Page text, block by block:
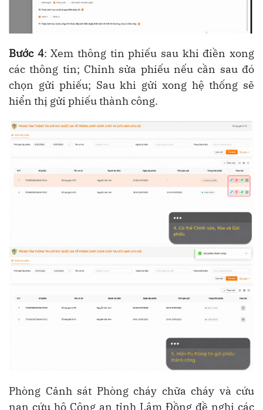
Bước 4: Xem thông tin phiếu sau khi điền xong
các thông tin; Chỉnh sửa phiếu nếu cần sau đó
chọn gửi phiếu; Sau khi gửi xong hệ thống sẽ
hiển thị gửi phiếu thành công.
Phòng Cảnh sát Phòng cháy chữa cháy và cứu
nạn cứu hộ Công an tỉnh Lâm Đồng đề nghị các